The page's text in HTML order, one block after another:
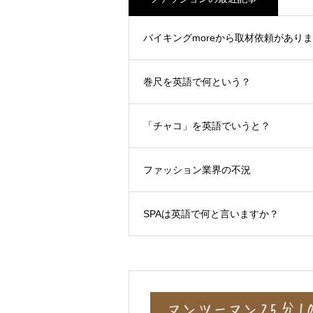
バイキングmoreから取材依頼があり
巻尺を英語で何という？
「チャコ」を英語でいうと？
ファッション業界の不況
SPAは英語で何と言いますか？